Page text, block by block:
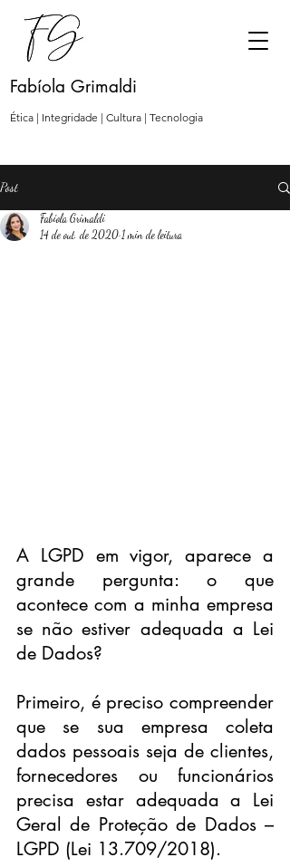
Fabíola Grimaldi
Ética | Integridade | Cultura | Tecnologia
Post
Fabíola Grimaldi
14 de out. de 2020 1 min de leitura
A LGPD em vigor, aparece a
grande pergunta: o que
acontece com a minha empresa
se não estiver adequada a Lei
de Dados?
Primeiro, é preciso compreender
que se sua empresa coleta
dados pessoais seja de clientes,
fornecedores ou funcionários
precisa estar adequada a Lei
Geral de Proteção de Dados –
LGPD (Lei 13.709/2018).